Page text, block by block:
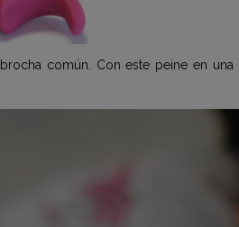
común. Con este peine en una